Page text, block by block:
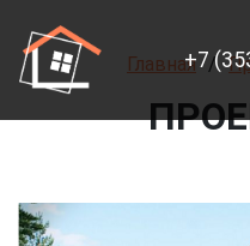
+7
Главная